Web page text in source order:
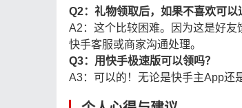
Q2：礼物领取后，如果不喜欢可以
A2：这个比较困难。因为这是好
快手客服或商家沟通处理。
Q3：用快手极速版可以领吗？
A3：可以的！无论是快手主App还